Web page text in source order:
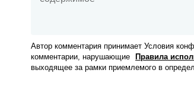
Автор комментария принимает Условия
комментарии, нарушающие
Правила
выходящее за рамки приемлемого в